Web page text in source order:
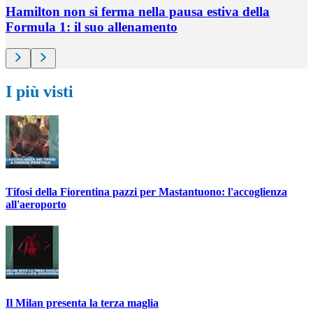
Hamilton non si ferma nella pausa estiva della
Formula 1: il suo allenamento
I più visti
Tifosi della Fiorentina pazzi per Mastantuono: l'accoglienza
all'aeroporto
Il Milan presenta la terza maglia